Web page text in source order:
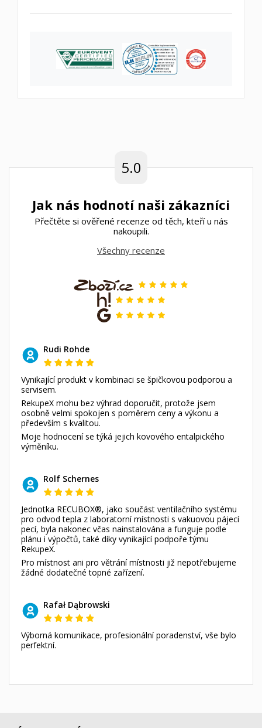
5.0
Jak nás hodnotí naši zákazníci
Přečtěte si ověřené recenze od těch, kteří u nás
nakoupili.
Všechny recenze
Rudi Rohde
Vynikající produkt v kombinaci se špičkovou podporou a
servisem.
RekupeX mohu bez výhrad doporučit, protože jsem
osobně velmi spokojen s poměrem ceny a výkonu a
především s kvalitou.
Moje hodnocení se týká jejich kovového entalpického
výměníku.
Rolf Schernes
Jednotka RECUBOX®, jako součást ventilačního systému
pro odvod tepla z laboratorní místnosti s vakuovou pájecí
pecí, byla nakonec včas nainstalována a funguje podle
plánu i výpočtů, také díky vynikající podpoře týmu
RekupeX.
Pro místnost ani pro větrání místnosti již nepotřebujeme
žádné dodatečné topné zařízení.
Rafał Dąbrowski
Výborná komunikace, profesionální poradenství, vše bylo
perfektní.